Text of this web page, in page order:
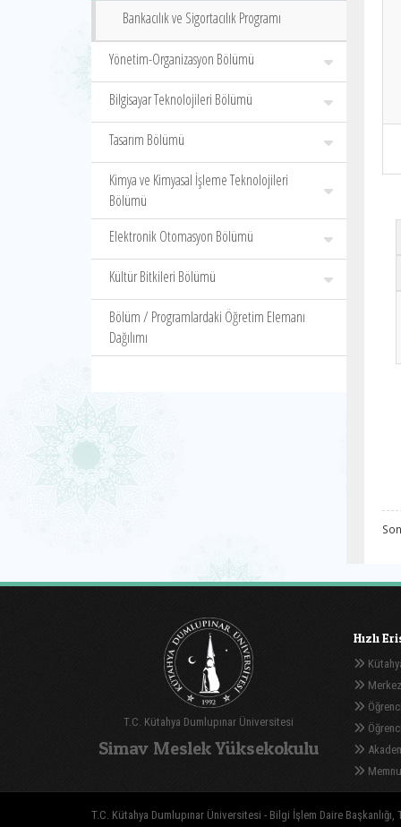
Bankacılık ve Sigortacılık Programı
Yönetim-Organizasyon Bölümü
Bilgisayar Teknolojileri Bölümü
Tasarım Bölümü
Kimya ve Kimyasal İşleme Teknolojileri
Bölümü
Elektronik Otomasyon Bölümü
Kültür Bitkileri Bölümü
Bölüm / Programlardaki Öğretim Elemanı
Dağılımı
T.C. Kütahya Dumlupınar Üniversitesi
Simav Meslek Yüksekokulu
Hızlı
T.C. Kütahya Dumlupınar Üniversitesi - Bilgi İşlem Daire Başkanlığı,